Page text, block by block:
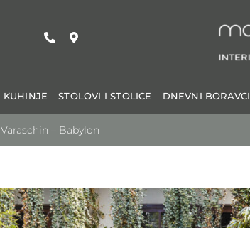
KUHINJE STOLOVI I STOLICE DNEVNI BORAVCI
Varaschin – Babylon